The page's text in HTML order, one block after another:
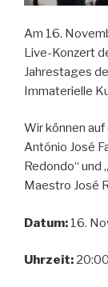
Am 16.
Live-Konzert
Jahrestages
Immaterielle
Wir können
António José
Redondo“ und
Maestro José
Datum: 16.
Uhrzeit: 20:00